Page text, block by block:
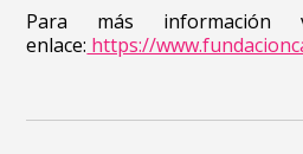
Para más información
enlace: https://